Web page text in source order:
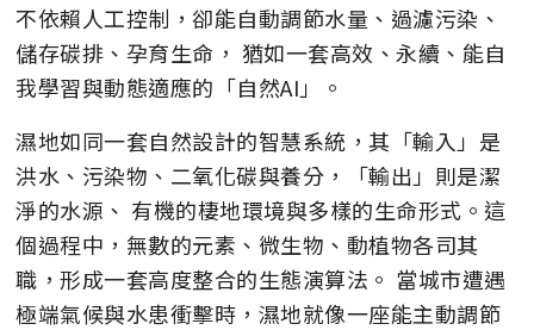
不依賴人工控制，卻能自動調節水量、過濾污染、
儲存碳排、孕育生命， 猶如一套高效、永續、能自
我學習與動態適應的「自然AI」。
濕地如同一套自然設計的智慧系統，其「輸入」是
洪水、污染物、二氧化碳與養分，「輸出」則是潔
淨的水源、 有機的棲地環境與多樣的生命形式。這
個過程中，無數的元素、微生物、動植物各司其
職，形成一套高度整合的生態演算法。 當城市遭遇
極端氣候與水患衝擊時，濕地就像一座能主動調節